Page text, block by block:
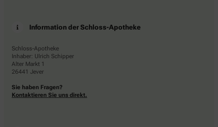
Information der Schloss-Apotheke
Schloss-Apotheke
Inhaber: Ulrich Schipper
Alter Markt 1
26441 Jever
Sie haben Fragen?
Kontaktieren Sie uns direkt.